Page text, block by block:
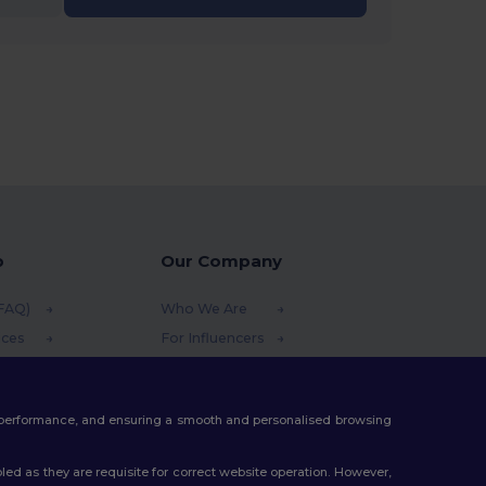
Our Company
Who We Are
For Influencers
and ensuring a smooth and personalised browsing
as they are requisite for correct website operation. However,